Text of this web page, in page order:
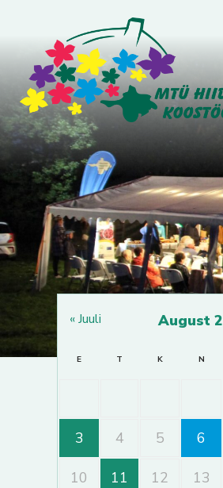
August
E T K N
3 4 5 6
10 11 12 13
« Juuli